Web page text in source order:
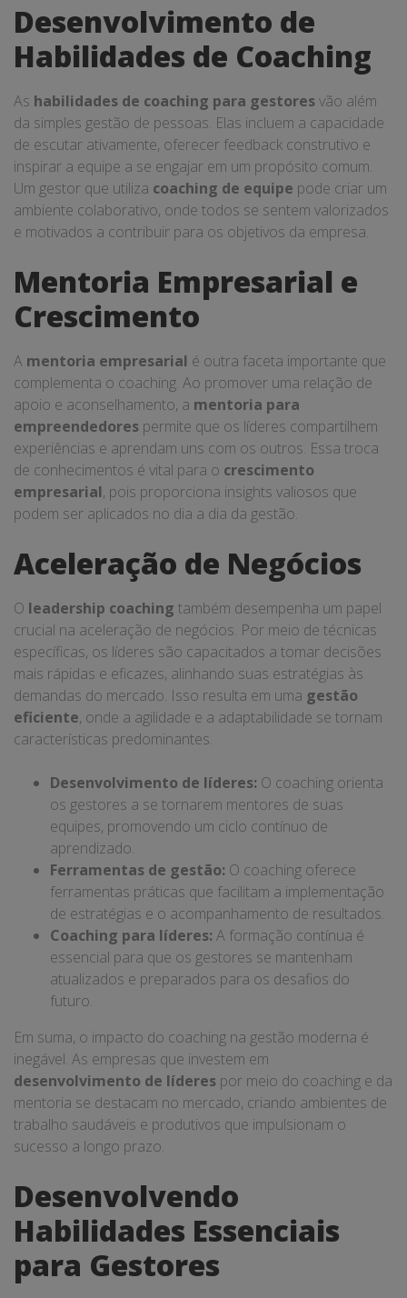
Desenvolvimento de
Habilidades de Coaching
As habilidades de coaching para gestoresvão além
da simples gestão de pessoas. Elas incluem a capacidade
de escutar ativamente, oferecer feedback construtivo e
inspirar a equipe a se engajar em um propósito comum.
Um gestor que utiliza coaching de equipe pode criar um
ambiente colaborativo, onde todos se sentem valorizados
e motivados a contribuir para os objetivos da empresa.
Mentoria Empresarial e
Crescimento
A mentoria empresarial é outra faceta importante que
complementa o coaching. Ao promover uma relação de
apoio e aconselhamento, a mentoria para
empreendedores permite que os líderes compartilhem
experiências e aprendam uns com os outros. Essa troca
de conhecimentos é vital para o crescimento
empresarial, pois proporciona insights valiosos que
podem ser aplicados no dia a dia da gestão.
Aceleração de Negócios
O leadership coaching também desempenha um papel
crucial na aceleração de negócios. Por meio de técnicas
específicas, os líderes são capacitados a tomar decisões
mais rápidas e eficazes, alinhando suas estratégias às
demandas do mercado. Isso resulta em uma gestão
eficiente, onde a agilidade e a adaptabilidade se tornam
características predominantes.
Desenvolvimento de líderes: O coaching orienta
os gestores a se tornarem mentores de suas
equipes, promovendo um ciclo contínuo de
aprendizado.
Ferramentas de gestão: O coaching oferece
ferramentas práticas que facilitam a implementação
de estratégias e o acompanhamento de resultados.
Coaching para líderes: A formação contínua é
essencial para que os gestores se mantenham
atualizados e preparados para os desafios do
futuro.
Em suma, o impacto do coaching na gestão moderna é
inegável. As empresas que investem em
desenvolvimento de líderes por meio do coaching e da
mentoria se destacam no mercado, criando ambientes de
trabalho saudáveis e produtivos que impulsionam o
sucesso a longo prazo.
Desenvolvendo
Habilidades Essenciais
para Gestores